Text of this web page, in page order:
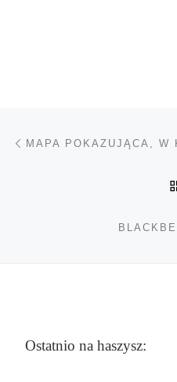
Nawigacja
Ostatnio na haszysz: